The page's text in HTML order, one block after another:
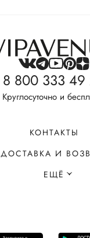
8 800 333 49
Круглосуточно и
КОНТАКТЫ
ДОСТАВКА И
ЕЩЁ